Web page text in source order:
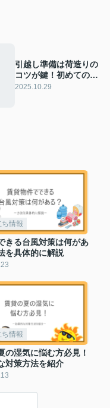
引越し準備は荷造りの
コツが鍵！初めての方
も安心して進める方法
2025.10.29
ち情報
きる台風対策は何があ
を具体的に解説
ち情報
の湿気に悩む方必見！
対策方法を紹介